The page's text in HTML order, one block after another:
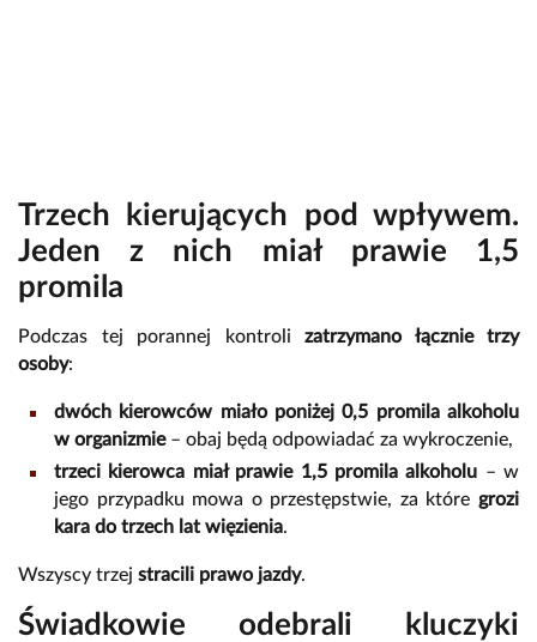
Trzech kierujących pod wpływem.
Jeden z nich miał prawie 1,5
promila
Podczas tej porannej kontroli zatrzymano łącznie trzy
osoby:
dwóch kierowców miało poniżej 0,5 promila alkoholu
w organizmie– obaj będą odpowiadać za wykroczenie,
trzeci kierowca miał prawie 1,5 promila alkoholu – w
jego przypadku mowa o przestępstwie, za które grozi
kara do trzech lat więzienia.
Wszyscy trzej stracili prawo jazdy.
Świadkowie odebrali kluczyki